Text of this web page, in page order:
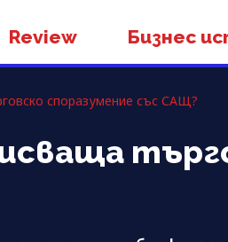
Review Бизнес
споразумение със САЩ?